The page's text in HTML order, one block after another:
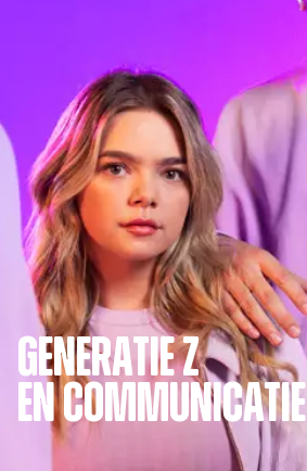
Generatie Z
en Communicatie